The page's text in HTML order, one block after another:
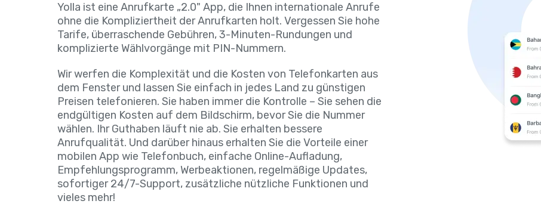
Yolla ist eine Anrufkarte „2.0" App, die Ihnen internationale Anrufe
ohne die Kompliziertheit der Anrufkarten holt. Vergessen Sie hohe
Tarife, überraschende Gebühren, 3-Minuten-Rundungen und
komplizierte Wählvorgänge mit PIN-Nummern.
Wir werfen die Komplexität und die Kosten von Telefonkarten aus
dem Fenster und lassen Sie einfach in jedes Land zu günstigen
Preisen telefonieren. Sie haben immer die Kontrolle – Sie sehen die
endgültigen Kosten auf dem Bildschirm, bevor Sie die Nummer
wählen. Ihr Guthaben läuft nie ab. Sie erhalten bessere
Anrufqualität. Und darüber hinaus erhalten Sie die Vorteile einer
mobilen App wie Telefonbuch, einfache Online-Aufladung,
Empfehlungsprogramm, Werbeaktionen, regelmäßige Updates,
sofortiger 24/7-Support, zusätzliche nützliche Funktionen und
vieles mehr!